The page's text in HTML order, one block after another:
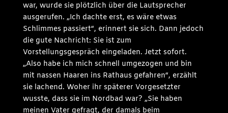
war, wurde sie plötzlich über die Lautsprecher
ausgerufen. „Ich dachte erst, es wäre etwas
Schlimmes passiert“, erinnert sie sich. Dann jedoch
die gute Nachricht: Sie ist zum
Vorstellungsgespräch eingeladen. Jetzt sofort.
„Also habe ich mich schnell umgezogen und bin
mit nassen Haaren ins Rathaus gefahren“, erzählt
sie lachend. Woher ihr späterer Vorgesetzter
wusste, dass sie im Nordbad war? „Sie haben
meinen Vater gefragt, der damals beim